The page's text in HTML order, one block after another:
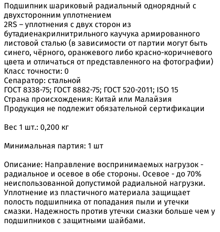
Подшипник шариковый радиальный однорядный с
двухсторонним уплотнением
2RS – уплотнения с двух сторон из
бутадиенакрилнитрильного каучука армированного
листовой сталью (в зависимости от партии могут быть
синего, чёрного, оранжевого либо красно-коричневого
цвета и отличаться от представленного на фотографии)
Класс точности: 0
Сепаратор: стальной
ГОСТ 8338-75; ГОСТ 8882-75; ГОСТ 520-2011; ISO 15
Страна происхождения: Китай или Малайзия
Продукция не подлежит обязательной сертификации
Вес 1 шт.: 0,200 кг
Минимальная партия: 1 шт
Описание: Направление воспринимаемых нагрузок -
радиальное и осевое в обе стороны. Осевое - до 70%
неиспользованной допустимой радиальной нагрузки.
Уплотнение из пластичного материала защищает
полость подшипника от попадания пыли и утечки
смазки. Надежность против утечки смазки больше чем у
подшипников с защитными шайбами.